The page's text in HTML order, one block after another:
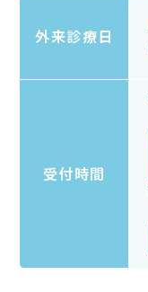
外来診療日
受付時間